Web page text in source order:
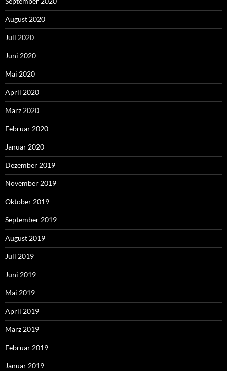
August 2020
Juli 2020
Juni 2020
Mai 2020
April 2020
März 2020
Februar 2020
Januar 2020
Dezember 2019
November 2019
Oktober 2019
September 2019
August 2019
Juli 2019
Juni 2019
Mai 2019
April 2019
März 2019
Februar 2019
Januar 2019